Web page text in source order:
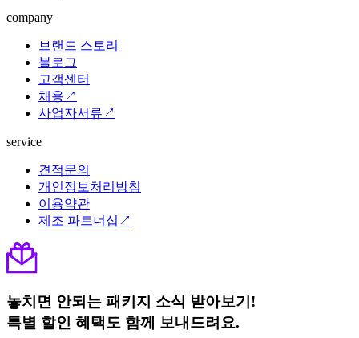
company
브랜드 스토리
블로그
고객센터
채용↗
사업자서류↗
service
견적문의
개인정보처리방침
이용약관
제조 파트너십↗
놓치면 안되는 패키지 소식 받아보기!
특별 할인 혜택도 함께 보내드려요.